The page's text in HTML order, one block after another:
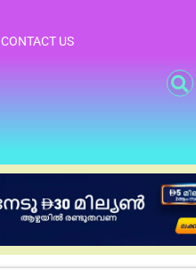
CONTACT US